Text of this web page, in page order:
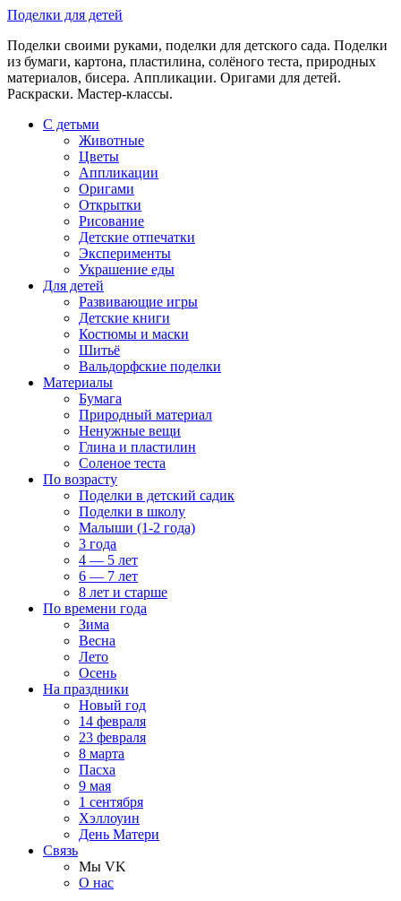
Skip
content
Поделки для детей
Поделки своими руками, поделки для детского сада. Поделки
из бумаги, картона, пластилина, солёного теста, природных
материалов, бисера. Аппликации. Оригами для детей.
Раскраски. Мастер-классы.
С детьми
Животные
Цветы
Аппликации
Оригами
Открытки
Рисование
Детские отпечатки
Эксперименты
Украшение еды
Для детей
Развивающие игры
Детские книги
Костюмы и маски
Шитьё
Вальдорфские поделки
Материалы
Бумага
Природный материал
Ненужные вещи
Глина и пластилин
Соленое теста
По возрасту
Поделки в детский садик
Поделки в школу
Малыши (1-2 года)
3 года
4 — 5 лет
6 — 7 лет
8 лет и старше
По времени года
Зима
Весна
Лето
Осень
На праздники
Новый год
14 февраля
23 февраля
8 марта
Пасха
9 мая
1 сентября
Хэллоуин
День Матери
Связь
Мы VK
О нас